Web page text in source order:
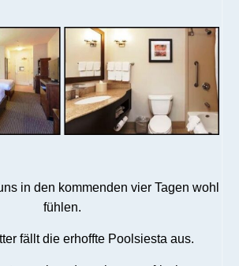
in den kommenden vier Tagen wohl
fühlen.
fällt die erhoffte Poolsiesta aus.